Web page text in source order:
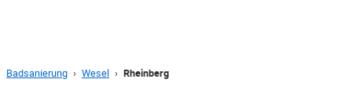
Badsanierung › Wesel › Rheinberg